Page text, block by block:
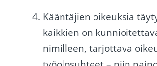
Kääntäjien oikeuksia
kaikkien on
nimilleen, tarjottava